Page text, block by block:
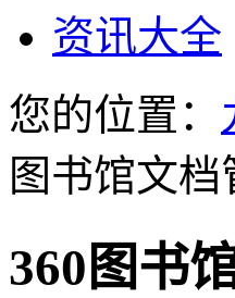
资讯大全
您的位置：
图书馆文
360图书